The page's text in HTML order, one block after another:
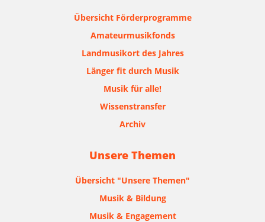
Übersicht Förderprogramme
Amateurmusikfonds
Landmusikort des Jahres
Länger fit durch Musik
Musik für alle!
Wissenstransfer
Archiv
Unsere Themen
Übersicht "Unsere Themen"
Musik & Bildung
Musik & Engagement